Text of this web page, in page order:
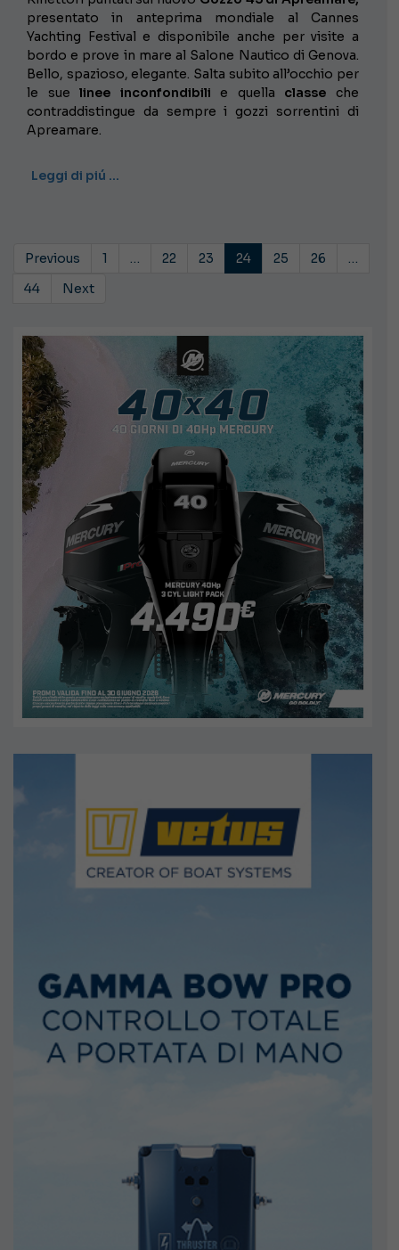
presentato in anteprima mondiale al Cannes
Yachting Festival e disponibile anche per visite a
bordo e prove in mare al Salone Nautico di Genova.
Bello, spazioso, elegante. Salta subito all’occhio per
le suelinee inconfondibili e quella classe che
contraddistingue da sempre i gozzi sorrentini di
Apreamare.
Leggi di piú …
Previous 1 … 22 23 24 25 26
…
44
Next